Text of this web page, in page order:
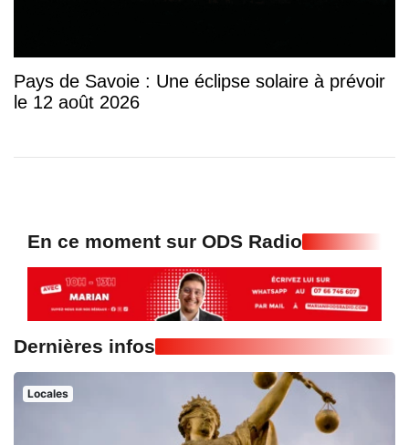
Pays de Savoie : Une éclipse solaire à prévoir
le 12 août 2026
En ce moment sur ODS Radio
Dernières infos
Locales